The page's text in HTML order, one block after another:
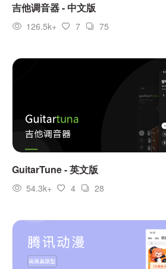
吉他调音器 - 中文版
126.5k+ 7 75
GuitarTune - 英文版
54.3k+ 4 28